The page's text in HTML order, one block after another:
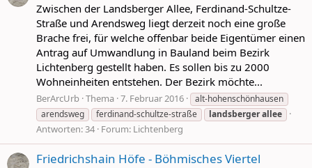
Zwischen der Landsberger Allee, Ferdinand-Schultze-
Straße und Arendsweg liegt derzeit noch eine große
Brache frei, für welche offenbar beide Eigentümer einen
Antrag auf Umwandlung in Bauland beim Bezirk
Lichtenberg gestellt haben. Es sollen bis zu 2000
Wohneinheiten entstehen. Der Bezirk möchte...
BerArcUrb Thema 7. Februar 2016
alt-hohenschönhausen
arendsweg
ferdinand-schultze-straße landsbergerallee
Antworten: 34 Forum: Lichtenberg
Friedrichshain Höfe - Böhmisches Viertel